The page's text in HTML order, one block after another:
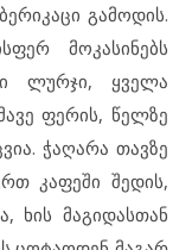
გამოდის.
მოკასინებს
ლურჯი, ყველა
ფერის, წელზე
ჭაღარა თავზე
კაფეში შედის,
ხის მაგიდასთან